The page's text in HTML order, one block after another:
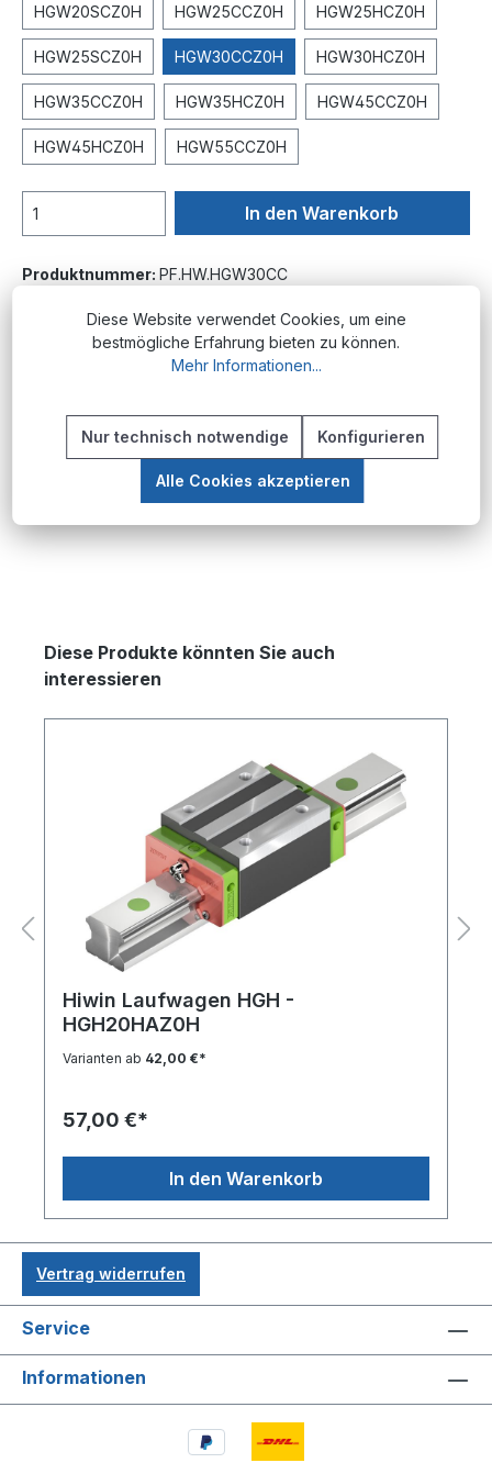
HGW20SCZ0H HGW25CCZ0H HGW25HCZ0H
HGW25SCZ0H HGW30CCZ0H HGW30HCZ0H
HGW35CCZ0H HGW35HCZ0H HGW45CCZ0H
HGW45HCZ0H HGW55CCZ0H
In den Warenkorb
Produktnummer: PF.HW.HGW30CC
von Hiwin zeichnet sich durch ihre hohe
Präzision und Belastbarkeit aus. Diese L…
Produktgalerie überspringen
Diese Produkte könnten Sie auch
interessieren
Hiwin Laufwagen HGH -
HGH20HAZ0H
Varianten ab 42,00 €*
57,00 €*
In den Warenkorb
Vertrag widerrufen
Service
Informationen
Diese Website verwendet Cookies, um eine
bestmögliche Erfahrung bieten zu können.
Mehr Informationen...
Nur technisch notwendige Konfigurieren
Alle Cookies akzeptieren